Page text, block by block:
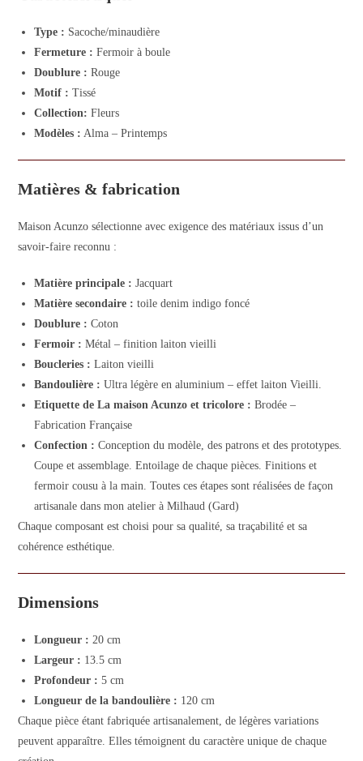
Type : Sacoche/minaudière
Fermeture : Fermoir à boule
Doublure : Rouge
Motif : Tissé
Collection: Fleurs
Modèles : Alma – Printemps
Matières & fabrication
Maison Acunzo sélectionne avec exigence des matériaux issus d’un
savoir-faire reconnu :
Matière principale :Jacquart
Matière secondaire :toile denim indigo foncé
Doublure : Coton
Fermoir : Métal – finition laiton vieilli
Boucleries : Laiton vieilli
Bandoulière :Ultra légère en aluminium – effet laiton Vieilli.
Etiquette de La maison Acunzo et tricolore : Brodée –
Fabrication Française
Confection : Conception du modèle, des patrons et des prototypes.
Coupe et assemblage. Entoilage de chaque pièces. Finitions et
fermoir cousu à la main. Toutes ces étapes sont réalisées de façon
artisanale dans mon atelier à Milhaud (Gard)
Chaque composant est choisi pour sa qualité, sa traçabilité et sa
cohérence esthétique.
Dimensions
Longueur : 20 cm
Largeur : 13.5 cm
Profondeur : 5 cm
Longueur de la bandoulière : 120 cm
Chaque pièce étant fabriquée artisanalement, de légères variations
peuvent apparaître. Elles témoignent du caractère unique de chaque